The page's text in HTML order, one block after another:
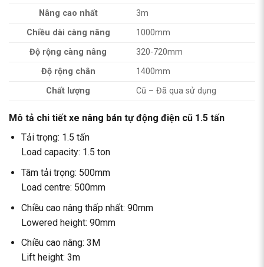
Nâng cao nhất
3m
Chiều dài càng nâng
1000mm
Độ rộng càng nâng
320-720mm
Độ rộng chân
1400mm
Chất lượng
Cũ – Đã qua sử dụng
Mô tả chi tiết xe nâng bán tự động điện cũ 1.5 tấn
Tải trọng: 1.5 tấn
Load capacity: 1.5 ton
Tâm tải trọng: 500mm
Load centre: 500mm
Chiều cao nâng thấp nhất: 90mm
Lowered height: 90mm
Chiều cao nâng: 3M
Lift height: 3m